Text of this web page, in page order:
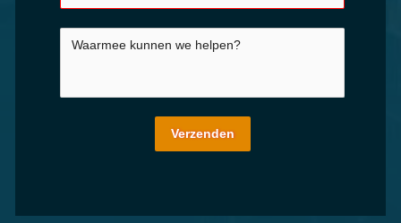
Verzenden